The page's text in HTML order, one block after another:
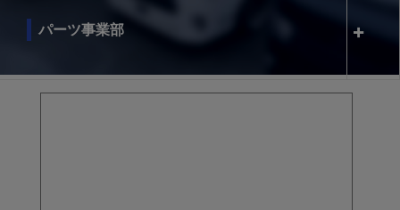
パーツ事業部